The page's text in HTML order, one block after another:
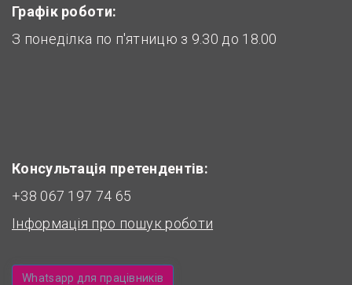
Графік роботи:
З понеділка по п'ятницю з 9.30 до 18.00
Консультація претендентів:
+38 067 197 74 65
Інформація про пошук роботи
Whatsapp для працівників